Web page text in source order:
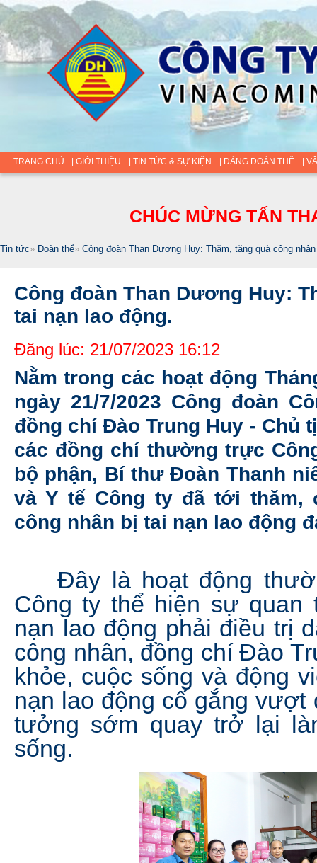
TRANG CHỦ | GIỚI THIỆU | TIN TỨC & SỰ KIỆN | ĐẢNG ĐOÀN THỂ |
CHÚC MỪNG TẤN
Tin tức» Đoàn thể» Công đoàn Than Dương Huy: Thăm, tặng quà công
Công đoàn Than Dương Huy:
tai nạn lao động.
Đăng lúc: 21/07/2023 16:12
Nằm trong các hoạt động
ngày 21/7/2023 Công đoàn
đồng chí Đào Trung Huy - Chủ
các đồng chí thường trực
bộ phận, Bí thư Đoàn Thanh
và Y tế Công ty đã tới thăm,
công nhân bị tai nạn lao động
Đây là hoạt động
Công ty thể hiện sự quan
nạn lao động phải điều trị
công nhân, đồng chí Đào
khỏe, cuộc sống và động
nạn lao động cố gắng
tưởng sớm quay trở lại
sống.